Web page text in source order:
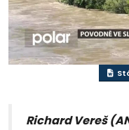
Richard Vereš